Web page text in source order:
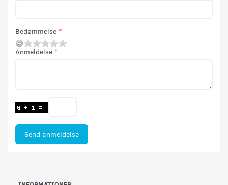
Bedømmelse
Anmeldelse
Send anmeldelse